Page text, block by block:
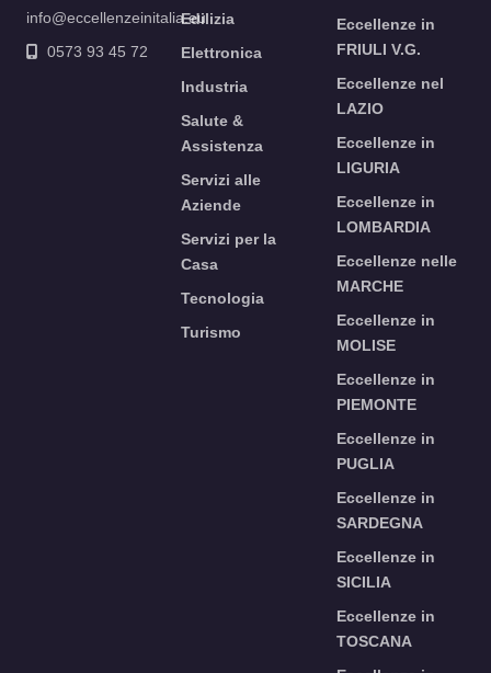
info@eccellenzeinitalia.eu
0573 93 45 72
Edilizia
Elettronica
Industria
Salute &
Assistenza
Servizi alle
Aziende
Servizi per la
Casa
Tecnologia
Turismo
Eccellenze in
FRIULI V.G.
Eccellenze nel
LAZIO
Eccellenze in
LIGURIA
Eccellenze in
LOMBARDIA
Eccellenze nelle
MARCHE
Eccellenze in
MOLISE
Eccellenze in
PIEMONTE
Eccellenze in
PUGLIA
Eccellenze in
SARDEGNA
Eccellenze in
SICILIA
Eccellenze in
TOSCANA